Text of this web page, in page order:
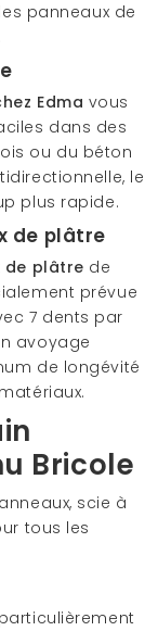
panneaux de
Edma vous
dans des
ou du béton
le
plus rapide.
de plâtre
de plâtre de
prévue
7 dents par
avoyage
de longévité
Bricole
scie à
tous les